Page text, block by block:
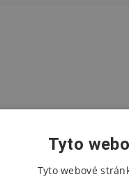
Tyto
Tyto webové